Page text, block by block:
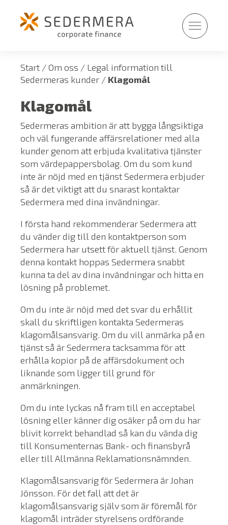
innehållet
Start /Om oss / Legal information till
Sedermeras kunder / Klagomål
Klagomål
Sedermeras ambition är att bygga långsiktiga
och väl fungerande affärsrelationer med alla
kunder genom att erbjuda kvalitativa tjänster
som värdepappersbolag. Om du som kund
inte är nöjd med en tjänst Sedermera erbjuder
så är det viktigt att du snarast kontaktar
Sedermera med dina invändningar.
I första hand rekommenderar Sedermera att
du vänder dig till den kontaktperson som
Sedermera har utsett för aktuell tjänst. Genom
denna kontakt hoppas Sedermera snabbt
kunna ta del av dina invändningar och hitta en
lösning på problemet.
Om du inte är nöjd med det svar du erhållit
skall du skriftligen kontakta Sedermeras
klagomålsansvarig. Om du vill anmärka på en
tjänst så är Sedermera tacksamma för att
erhålla kopior på de affärsdokument och
liknande som ligger till grund för
anmärkningen.
Om du inte lyckas nå fram till en acceptabel
lösning eller känner dig osäker på om du har
blivit korrekt behandlad så kan du vända dig
till Konsumenternas Bank- och finansbyrå
eller till Allmänna Reklamationsnämnden.
Klagomålsansvarig för Sedermera är Johan
Jönsson. För det fall att det är
klagomålsansvarig själv som är föremål för
klagomål inträder styrelsens ordförande